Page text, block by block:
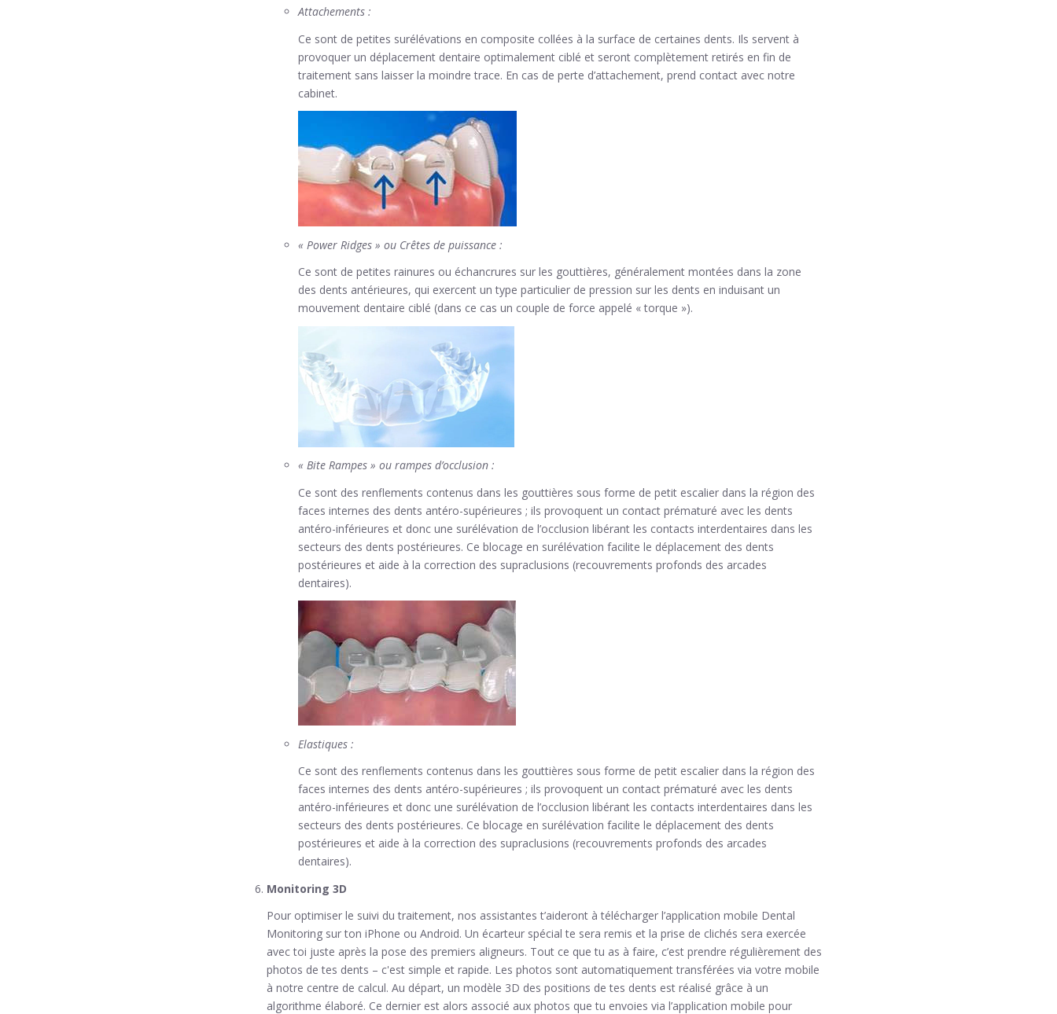
Attachements :
Ce sont de petites surélévations en composite collées à la surface de certaines dents. Ils servent à
provoquer un déplacement dentaire optimalement ciblé et seront complètement retirés en fin de
traitement sans laisser la moindre trace. En cas de perte d’attachement, prend contact avec notre
cabinet.
« Power Ridges » ou Crêtes de puissance :
Ce sont de petites rainures ou échancrures sur les gouttières, généralement montées dans la zone
des dents antérieures, qui exercent un type particulier de pression sur les dents en induisant un
mouvement dentaire ciblé (dans ce cas un couple de force appelé « torque »).
« Bite Rampes » ou rampes d’occlusion :
Ce sont des renflements contenus dans les gouttières sous forme de petit escalier dans la région des
faces internes des dents antéro-supérieures ; ils provoquent un contact prématuré avec les dents
antéro-inférieures et donc une surélévation de l’occlusion libérant les contacts interdentaires dans les
secteurs des dents postérieures. Ce blocage en surélévation facilite le déplacement des dents
postérieures et aide à la correction des supraclusions (recouvrements profonds des arcades
dentaires).
Elastiques :
Ce sont des renflements contenus dans les gouttières sous forme de petit escalier dans la région des
faces internes des dents antéro-supérieures ; ils provoquent un contact prématuré avec les dents
antéro-inférieures et donc une surélévation de l’occlusion libérant les contacts interdentaires dans les
secteurs des dents postérieures. Ce blocage en surélévation facilite le déplacement des dents
postérieures et aide à la correction des supraclusions (recouvrements profonds des arcades
dentaires).
Monitoring 3D
Pour optimiser le suivi du traitement, nos assistantes t’aideront à télécharger l’application mobile Dental
Monitoring sur ton iPhone ou Android. Un écarteur spécial te sera remis et la prise de clichés sera exercée
avec toi juste après la pose des premiers aligneurs. Tout ce que tu as à faire, c’est prendre régulièrement des
photos de tes dents – c'est simple et rapide. Les photos sont automatiquement transférées via votre mobile
à notre centre de calcul. Au départ, un modèle 3D des positions de tes dents est réalisé grâce à un
algorithme élaboré. Ce dernier est alors associé aux photos que tu envoies via l’application mobile pour